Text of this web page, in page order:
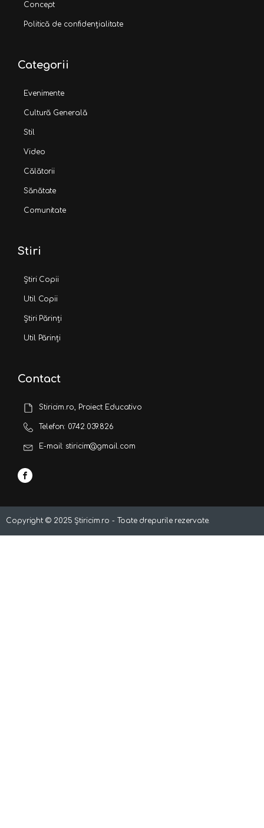
Concept
Politică de confidențialitate
Categorii
Evenimente
Cultură Generală
Stil
Video
Călătorii
Sănătate
Comunitate
Stiri
Știri Copii
Util Copii
Știri Părinți
Util Părinți
Contact
Stiricim.ro, Proiect Educativo
Telefon: 0742.039.826
E-mail: stiricim@gmail.com
Copyright © 2025 Știricim.ro - Toate drepurile rezervate.